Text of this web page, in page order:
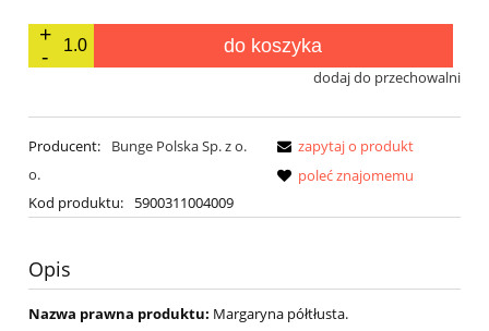
do koszyka
dodaj do przechowalni
Producent:
Bunge Polska Sp. z o.
o.
Kod produktu:
5900311004009
zapytaj o produkt
poleć znajomemu
Opis
Nazwa prawna produktu: Margaryna półtłusta.